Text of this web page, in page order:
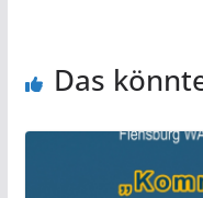
Das